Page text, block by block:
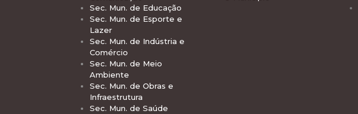
Sec. Mun. de Educação
Sec. Mun. de Esporte e
Lazer
Sec. Mun. de Indústria e
Comércio
Sec. Mun. de Meio
Ambiente
Sec. Mun. de Obras e
Infraestrutura
Sec. Mun. de Saúde